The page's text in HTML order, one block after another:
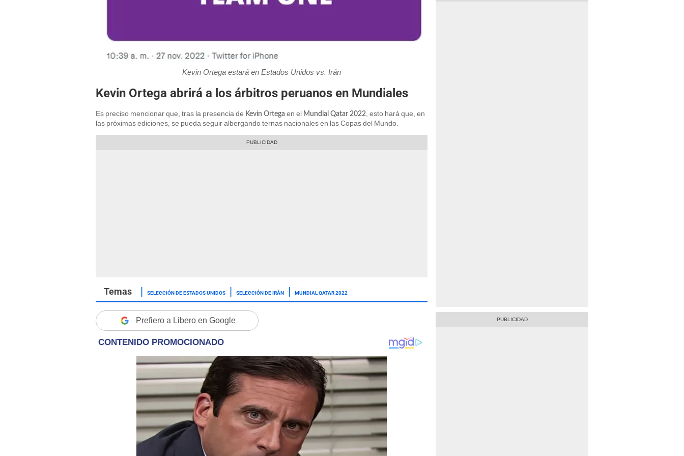
Kevin Ortega estará en Estados Unidos vs. Irán
Kevin Ortega abrirá a los árbitros peruanos en Mundiales
Es preciso mencionar que, tras la presencia de Kevin Ortega en el Mundial Qatar 2022, esto hará que, en
las próximas ediciones, se pueda seguir albergando ternas nacionales en las Copas del Mundo.
SELECCIÓN DE ESTADOS UNIDOS SELECCIÓN DE IRÁN MUNDIAL QATAR 2022
Prefiero a Libero en Google